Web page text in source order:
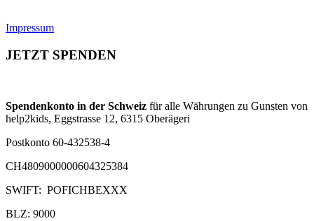
Impressum
JETZT SPENDEN
Spendenkonto in der Schweiz für alle Währungen zu Gunsten von
help2kids, Eggstrasse 12, 6315 Oberägeri
Postkonto 60-432538-4
CH4809000000604325384
SWIFT: POFICHBEXXX
BLZ: 9000